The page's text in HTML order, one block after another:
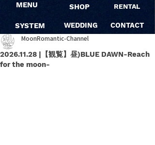
MENU
SYSTEM
SHOP
WEDDING
RENTAL
CONTACT
2026.11.28 |【観覧】昼)BLUE DAWN-Reach
for the moon-
MoonRomantic-Channel